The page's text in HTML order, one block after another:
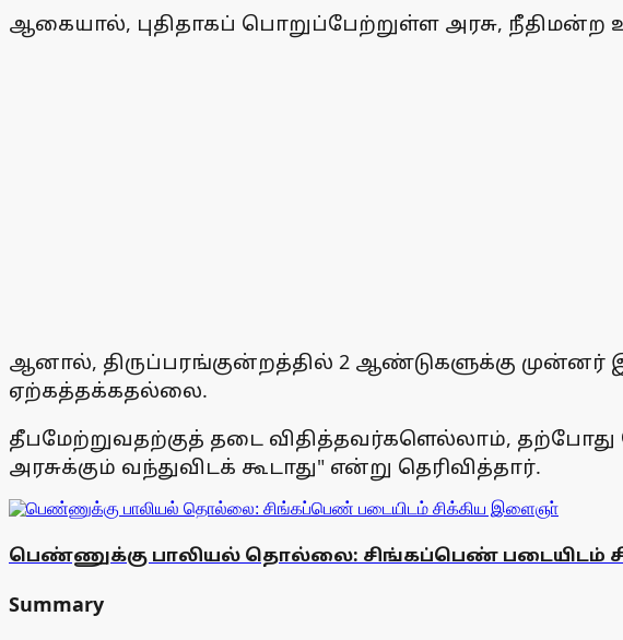
ஆகையால், புதிதாகப் பொறுப்பேற்றுள்ள அரசு, நீதிமன்ற
ஆனால், திருப்பரங்குன்றத்தில் 2 ஆண்டுகளுக்கு முன்னர்
ஏற்கத்தக்கதல்லை.
தீபமேற்றுவதற்குத் தடை விதித்தவர்களெல்லாம்,
அரசுக்கும் வந்துவிடக் கூடாது" என்று தெரிவித்தார்.
பெண்ணுக்கு பாலியல் தொல்லை: சிங்கப்பெண் படையிடம்
Summary